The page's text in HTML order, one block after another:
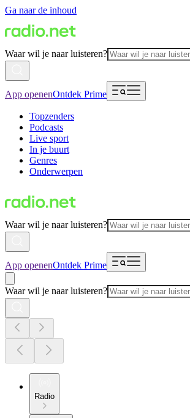
Ga naar de inhoud
Waar wil je naar luisteren?
App openenOntdek Prime
Topzenders
Podcasts
Live sport
In je buurt
Genres
Onderwerpen
Waar wil je naar luisteren?
App openenOntdek Prime
Waar wil je naar luisteren?
Radio